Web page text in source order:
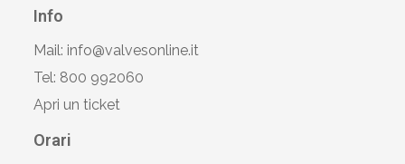
Info
Mail: info@valvesonline.it
Tel: 800 992060
Apri un ticket
Orari